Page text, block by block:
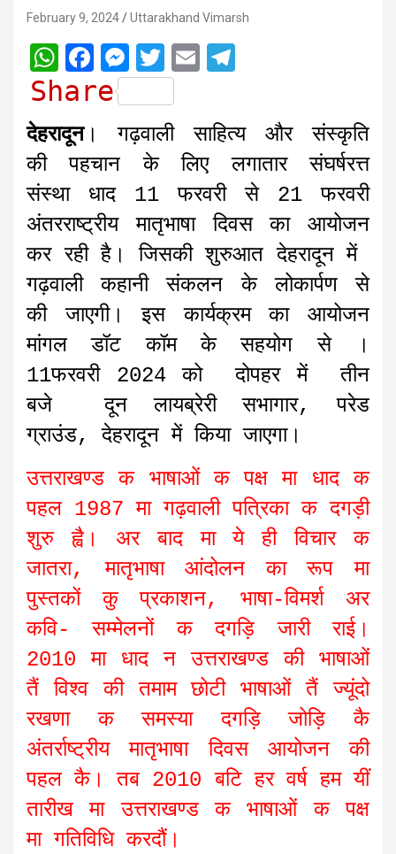
February 9, 2024 Uttarakhand Vimarsh
W
h
t
s
A
p
p
F
a
b
o
o
k
M
e
s
s
e
n
g
e
r
T
w
i
t
t
e
r
E
a
i
l
e
g
r
a
m
Share
देहरादून। गढ़वाली साहित्य और संस्कृति
की पहचान के लिए लगातार संघर्षरत्त
संस्था धाद 11 फरवरी से 21 फरवरी
अंतरराष्ट्रीय मातृभाषा दिवस का आयोजन
कर रही है। जिसकी शुरुआत देहरादून में
गढ़वाली कहानी संकलन के लोकार्पण से
की जाएगी। इस कार्यक्रम का आयोजन
मांगल डॉट कॉम के सहयोग से ।
11फरवरी 2024 को दोपहर में तीन
बजे दून लायब्रेरी सभागार, परेड
ग्राउंड, देहरादून में किया जाएगा।
उत्तराखण्ड क भाषाओं क पक्ष मा धाद क
पहल 1987 मा गढ़वाली पत्रिका क दगड़ी
शुरु ह्वै। अर बाद मा ये ही विचार क
जातरा, मातृभाषा आंदोलन का रूप मा
पुस्तकों कु प्रकाशन, भाषा-विमर्श अर
कवि- सम्मेलनों क दगड़ि जारी राई।
2010 मा धाद न उत्तराखण्ड की भाषाओं
तैं विश्व की तमाम छोटी भाषाओं तैं ज्यूंदो
रखणा क समस्या दगड़ि जोड़ि कै
अंतर्राष्ट्रीय मातृभाषा दिवस आयोजन की
पहल कै। तब 2010 बटि हर वर्ष हम यीं
तारीख मा उत्तराखण्ड क भाषाओं क पक्ष
मा गतिविधि करदौं।